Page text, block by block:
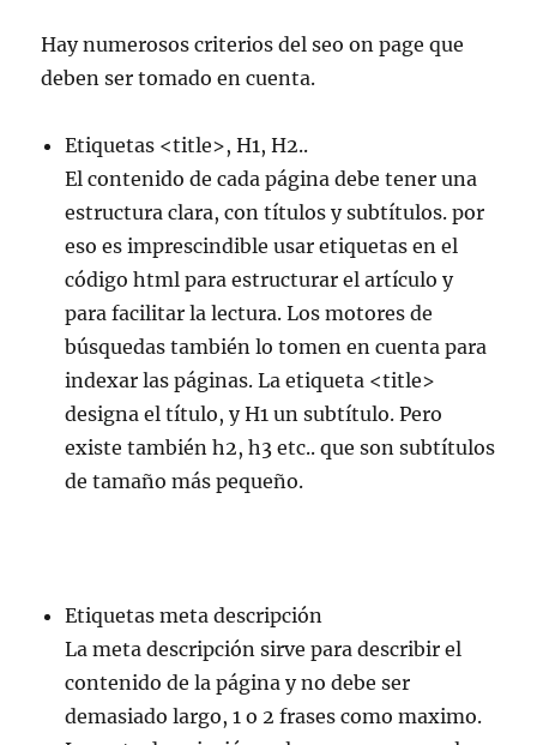
Hay numerosos criterios del seo on page que
deben ser tomado en cuenta.
Etiquetas <title>, H1, H2..
El contenido de cada página debe tener una
estructura clara, con títulos y subtítulos. por
eso es imprescindible usar etiquetas en el
código html para estructurar el artículo y
para facilitar la lectura. Los motores de
búsquedas también lo tomen en cuenta para
indexar las páginas. La etiqueta <title>
designa el título, y H1 un subtítulo. Pero
existe también h2, h3 etc.. que son subtítulos
de tamaño más pequeño.
Etiquetas meta descripción
La meta descripción sirve para describir el
contenido de la página y no debe ser
demasiado largo, 1 o 2 frases como maximo.